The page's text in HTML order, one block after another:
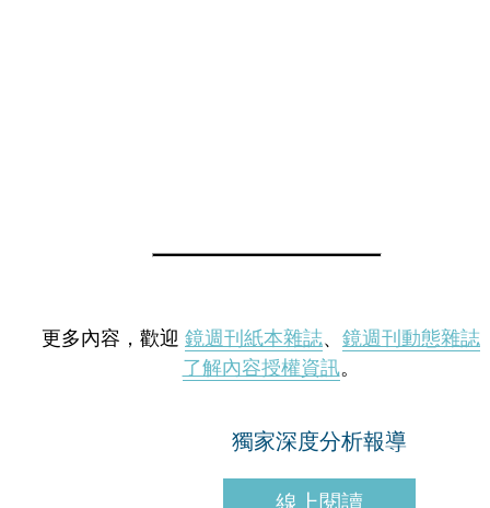
更多內容，歡迎 鏡週刊紙本雜誌、 鏡週刊動態雜誌
了解內容授權資訊。
獨家深度分析報導
線上閱讀